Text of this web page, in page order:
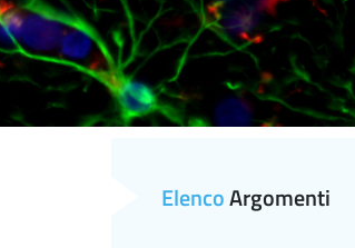
ElencoArgomenti